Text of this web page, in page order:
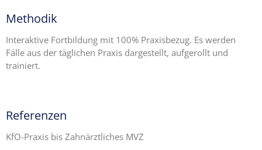
Methodik
Interaktive Fortbildung mit 100% Praxisbezug. Es werden
Fälle aus der täglichen Praxis dargestellt, aufgerollt und
trainiert.
Referenzen
KfO-Praxis bis Zahnärztliches MVZ